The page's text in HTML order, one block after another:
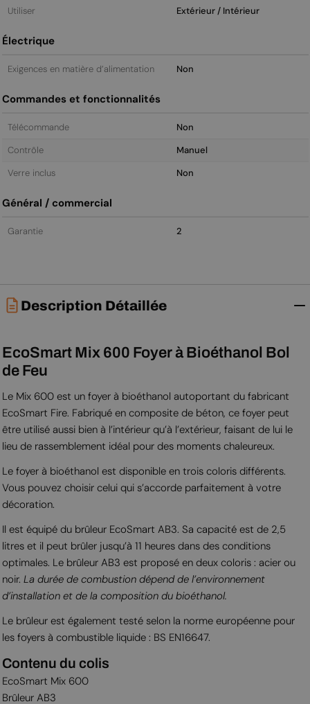
Utiliser Extérieur / Intérieur
Électrique
Exigences en matière d’alimentation Non
Commandes et fonctionnalités
Télécommande
Non
Contrôle
Manuel
Verre inclus
Non
Général / commercial
Garantie 2
Description Détaillée
EcoSmart Mix 600 Foyer à Bioéthanol Bol
de Feu
Le Mix 600 est un foyer à bioéthanol autoportant du fabricant
EcoSmart Fire. Fabriqué en composite de béton, ce foyer peut
être utilisé aussi bien à l’intérieur qu’à l’extérieur, faisant de lui le
lieu de rassemblement idéal pour des moments chaleureux.
Le foyer à bioéthanol est disponible en trois coloris différents.
Vous pouvez choisir celui qui s’accorde parfaitement à votre
décoration.
Il est équipé du brûleur EcoSmart AB3. Sa capacité est de 2,5
litres et il peut brûler jusqu’à 11 heures dans des conditions
optimales. Le brûleur AB3 est proposé en deux coloris : acier ou
noir. La durée de combustion dépend de l’environnement
d’installation et de la composition du bioéthanol.
Le brûleur est également testé selon la norme européenne pour
les foyers à combustible liquide : BS EN16647.
Contenu du colis
EcoSmart Mix 600
Brûleur AB3